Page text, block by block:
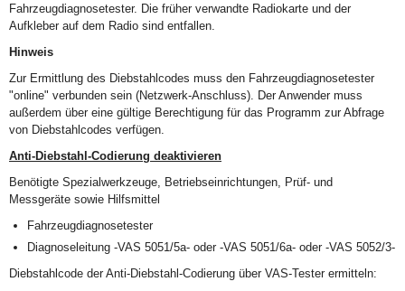
Fahrzeugdiagnosetester. Die früher verwandte Radiokarte und der
Aufkleber auf dem Radio sind entfallen.
Hinweis
Zur Ermittlung des Diebstahlcodes muss den Fahrzeugdiagnosetester
"online" verbunden sein (Netzwerk-Anschluss). Der Anwender muss
außerdem über eine gültige Berechtigung für das Programm zur Abfrage
von Diebstahlcodes verfügen.
Anti-Diebstahl-Codierung deaktivieren
Benötigte Spezialwerkzeuge, Betriebseinrichtungen, Prüf- und
Messgeräte sowie Hilfsmittel
Fahrzeugdiagnosetester
Diagnoseleitung -VAS 5051/5a- oder -VAS 5051/6a- oder -VAS 5052/3-
Diebstahlcode der Anti-Diebstahl-Codierung über VAS-Tester ermitteln: